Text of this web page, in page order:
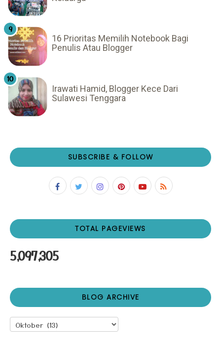
16 Prioritas Memilih Notebook Bagi
Penulis Atau Blogger
Irawati Hamid, Blogger Kece Dari
Sulawesi Tenggara
SUBSCRIBE & FOLLOW
TOTAL PAGEVIEWS
5,097,305
BLOG ARCHIVE